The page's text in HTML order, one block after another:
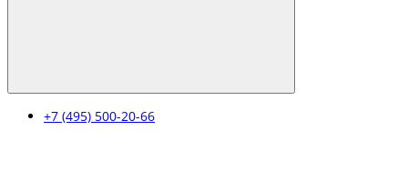
+7 (495) 500-20-66